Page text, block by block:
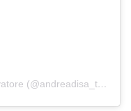
Un post condiviso da Andrea Di Salvatore (@andreadisa_the_zio)